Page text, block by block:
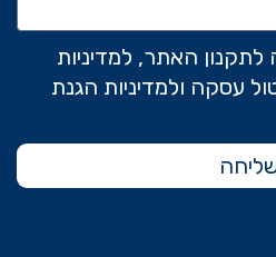
האתר, למדיניות
עסקה ולמדיניות הגנת